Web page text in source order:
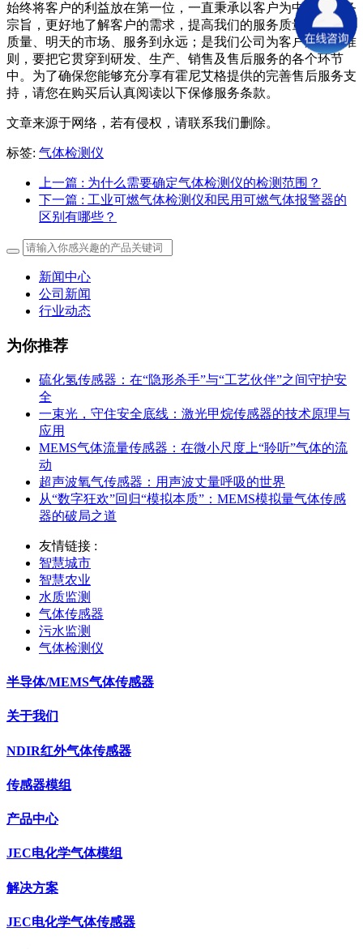
始终将客户的利益放在第一位，一直秉承以客户为中心的服务
宗旨，更好地了解客户的需求，提高我们的服务质量，今天的
质量、明天的市场、服务到永远；是我们公司为客户服务的准
则，要把它贯穿到研发、生产、销售及售后服务的各个环节
中。为了确保您能够充分享有霍尼艾格提供的完善售后服务支
持，请您在购买后认真阅读以下保修服务条款。
文章来源于网络，若有侵权，请联系我们删除。
标签: 气体检测仪
上一篇 : 为什么需要确定气体检测仪的检测范围？
下一篇 : 工业可燃气体检测仪和民用可燃气体报警器的
区别有哪些？
新闻中心
公司新闻
行业动态
为你推荐
硫化氢传感器：在“隐形杀手”与“工艺伙伴”之间守护安
全
一束光，守住安全底线：激光甲烷传感器的技术原理与
应用
MEMS气体流量传感器：在微小尺度上“聆听”气体的流
动
超声波氧气传感器：用声波丈量呼吸的世界
从“数字狂欢”回归“模拟本质”：MEMS模拟量气体传感
器的破局之道
友情链接 :
智慧城市
智慧农业
水质监测
气体传感器
污水监测
气体检测仪
半导体/MEMS气体传感器
关于我们
NDIR红外气体传感器
传感器模组
产品中心
JEC电化学气体模组
解决方案
JEC电化学气体传感器